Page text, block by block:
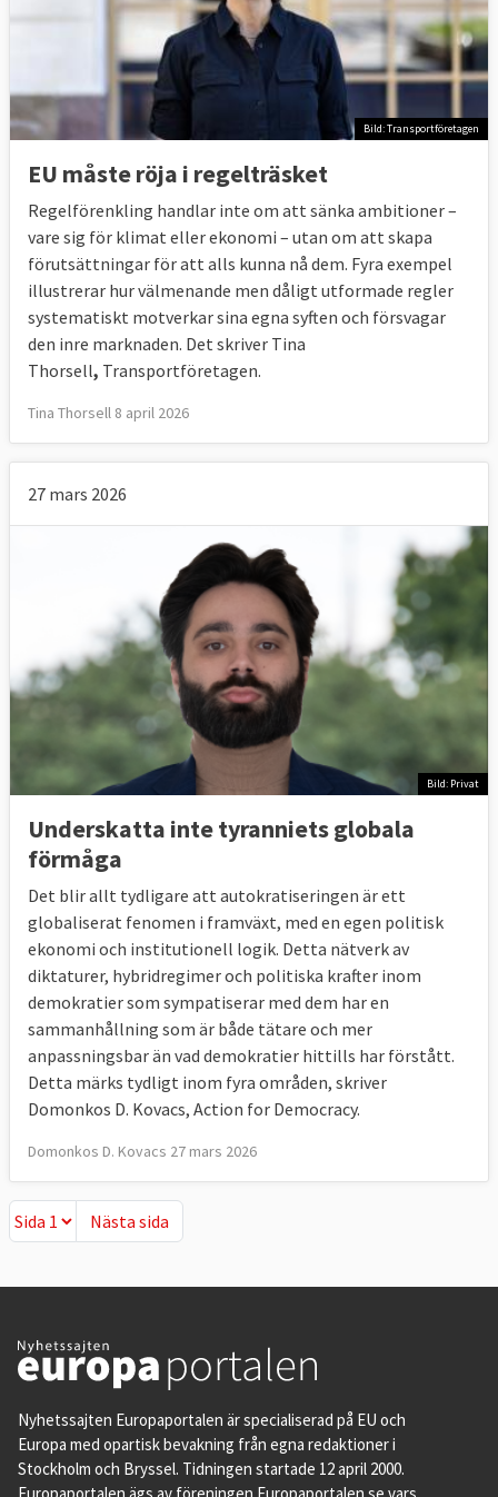
Bild: Transportföretagen
EU måste röja i regelträsket
Regelförenkling handlar inte om att sänka ambitioner –
vare sig för klimat eller ekonomi – utan om att skapa
förutsättningar för att alls kunna nå dem. Fyra exempel
illustrerar hur välmenande men dåligt utformade regler
systematiskt motverkar sina egna syften och försvagar
den inre marknaden. Det skriver Tina
Thorsell, Transportföretagen.
Tina Thorsell 8 april 2026
27 mars 2026
Bild: Privat
Underskatta inte tyranniets globala
förmåga
Det blir allt tydligare att autokratiseringen är ett
globaliserat fenomen i framväxt, med en egen politisk
ekonomi och institutionell logik. Detta nätverk av
diktaturer, hybridregimer och politiska krafter inom
demokratier som sympatiserar med dem har en
sammanhållning som är både tätare och mer
anpassningsbar än vad demokratier hittills har förstått.
Detta märks tydligt inom fyra områden, skriver
Domonkos D. Kovacs, Action for Democracy.
Domonkos D. Kovacs 27 mars 2026
Nästa sida
Nästa sida
Nyhetssajten Europaportalen är specialiserad på EU och
Europa med opartisk bevakning från egna redaktioner i
Stockholm och Bryssel. Tidningen startade 12 april 2000.
Europaportalen ägs av föreningen Europaportalen.se vars